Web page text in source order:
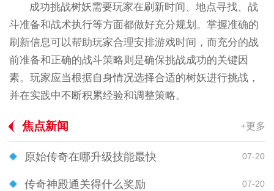
成功挑战树妖需要玩家在刷新时间、地点寻找、战
斗准备和战术执行等方面都做好充分规划。掌握准确的
刷新信息可以帮助玩家合理安排游戏时间，而充分的战
前准备和正确的战斗策略则是确保挑战成功的关键因
素。玩家应当根据自身情况选择合适的树妖进行挑战，
并在实践中不断积累经验和调整策略。
焦点新闻 +更多
原始传奇在哪升级技能最快 07-20
传奇神殿通关得什么奖励 07-20